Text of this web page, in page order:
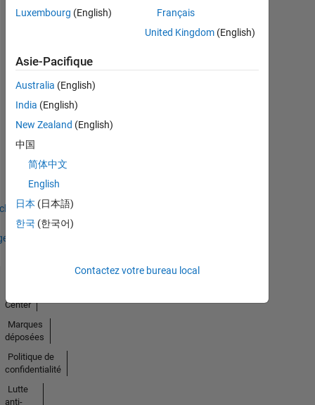
No
Badges
Earned
Luxembourg (English)
Français
United Kingdom(English)
Asie-Pacifique
Australia (English)
India (English)
New Zealand (English)
中国
简体中文
English
日本 (日本語)
한국 (한국어)
Contactez votre bureau local
Center
Marques
déposées
Politique de
confidentialité
Lutte
anti-